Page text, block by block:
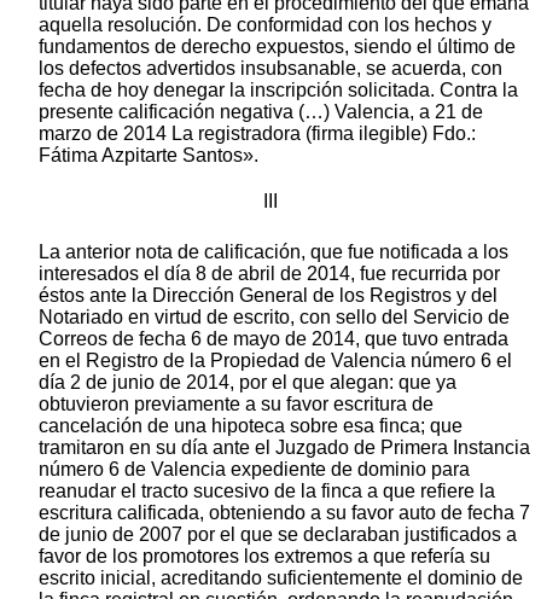
aquella resolución. De conformidad con los hechos y
fundamentos de derecho expuestos, siendo el último de
los defectos advertidos insubsanable, se acuerda, con
fecha de hoy denegar la inscripción solicitada. Contra la
presente calificación negativa (…) Valencia, a 21 de
marzo de 2014 La registradora (firma ilegible) Fdo.:
Fátima Azpitarte Santos».
La anterior nota de calificación, que fue notificada a los
interesados el día 8 de abril de 2014, fue recurrida por
éstos ante la Dirección General de los Registros y del
Notariado en virtud de escrito, con sello del Servicio de
Correos de fecha 6 de mayo de 2014, que tuvo entrada
en el Registro de la Propiedad de Valencia número 6 el
día 2 de junio de 2014, por el que alegan: que ya
obtuvieron previamente a su favor escritura de
cancelación de una hipoteca sobre esa finca; que
tramitaron en su día ante el Juzgado de Primera Instancia
número 6 de Valencia expediente de dominio para
reanudar el tracto sucesivo de la finca a que refiere la
escritura calificada, obteniendo a su favor auto de fecha 7
de junio de 2007 por el que se declaraban justificados a
favor de los promotores los extremos a que refería su
escrito inicial, acreditando suficientemente el dominio de